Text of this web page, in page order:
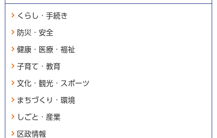
くらし・手続き
防災・安全
健康・医療・福祉
子育て・教育
文化・観光・スポーツ
まちづくり・環境
しごと・産業
区政情報